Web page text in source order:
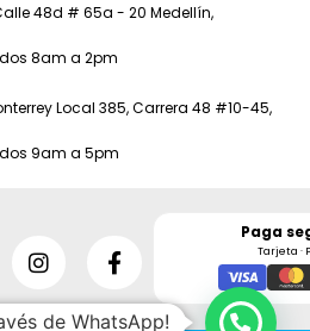
48d # 65a - 20 Medellín,
8am a 2pm
Local 385, Carrera 48 #10-45,
9am a 5pm
Paga
Tarjeta ·
de WhatsApp!